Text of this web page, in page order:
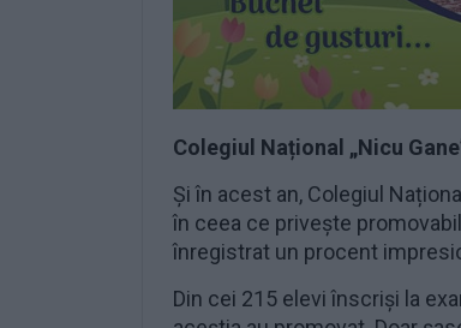
Colegiul Național „Nicu
Și în acest an, Colegiul
în ceea ce privește
înregistrat un procent
Din cei 215 elevi înscriși la